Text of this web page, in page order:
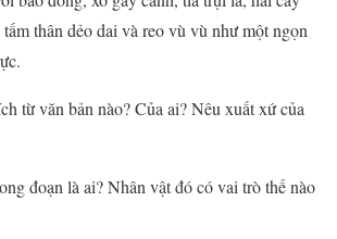
thân dẻo dai và reo vù vù như một ngọn
từ văn bản nào? Của ai? Nêu xuất xứ của
đoạn là ai? Nhân vật đó có vai trò thế nào